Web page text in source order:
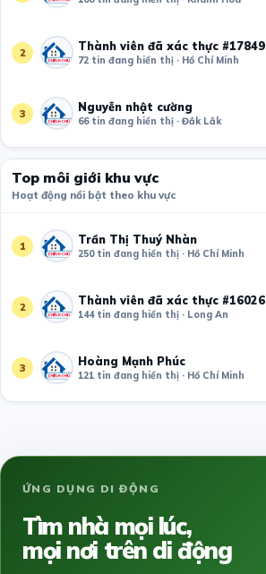
2 Thành viên đã xác thực #17849
72 tin đang hiển thị · Hồ Chí Minh
3 Nguyễn nhật cường
66 tin đang hiển thị · Đắk Lắk
Top môi giới khu vực
Hoạt động nổi bật theo khu vực
1 Trần Thị Thuý Nhàn
250 tin đang hiển thị · Hồ Chí Minh
2 Thành viên đã xác thực #16026
144 tin đang hiển thị · Long An
3 Hoàng Mạnh Phúc
121 tin đang hiển thị · Hồ Chí Minh
ỨNG DỤNG DI ĐỘNG
Tìm nhà mọi lúc,
mọi nơi trên di động